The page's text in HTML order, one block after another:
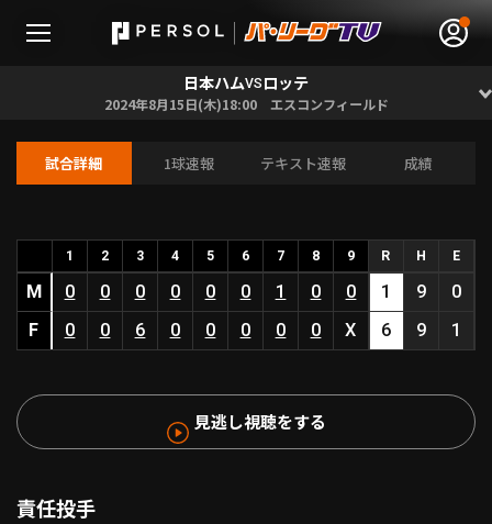
HOME
動画
日本ハムVS ロッテ
2024年8月15日(木)18:00 エスコンフィールド
試合詳細 1球速報 テキスト速報 成績
1 2 3 4 5 6 7 8 9 R H E
M 0 0 0 0 0 0 1 0 0 1 9
0
F
0 0 6 0 0 0 0 0 X 6 9 1
見逃し視聴をする
責任投手